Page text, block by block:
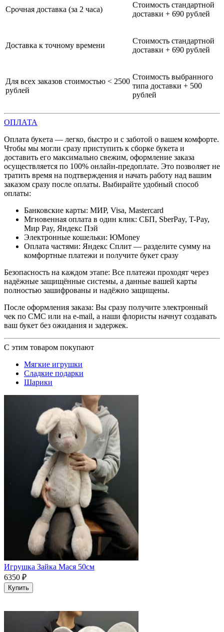
Срочная доставка (за 2 часа)
Стоимость стандартной
доставки + 690 рублей
Доставка к точному времени
Стоимость стандартной
доставки + 690 рублей
Для всех заказов стоимостью < 2500
рублей
Стоимость выбранного
типа доставки + 500
рублей
ОПЛАТА
Оплата букета — легко, быстро и с заботой о вашем комфорте.
Чтобы мы могли сразу приступить к сборке букета и
доставить его максимально свежим, оформление заказа
осуществляется по 100% онлайн-предоплате. Это позволяет не
тратить время на подтверждения и начать работу над вашим
заказом сразу после оплаты. Выбирайте удобный способ
оплаты:
Банковские карты: МИР, Visa, Mastercard
Мгновенная оплата в один клик: СБП, SberPay, T-Pay,
Мир Pay, Яндекс Пэй
Электронные кошельки: ЮMoney
Оплата частями: Яндекс Сплит — разделите сумму на
комфортные платежи и получите букет сразу
Безопасность на каждом этапе: Все платежи проходят через
надёжные защищённые системы, а данные вашей карты
полностью зашифрованы и надёжно защищены.
После оформления заказа: Вы сразу получите электронный
чек по СМС или на e-mail, а наши флористы начнут создавать
ваш букет без ожидания и задержек.
С этим товаром покупают
Мягкие игрушки
Сладкие подарки
Шарики
Игрушка Зайка Мася 50см
6350 ₽
Купить